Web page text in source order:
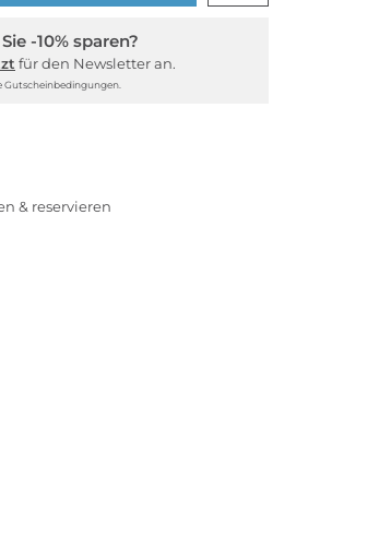
-10% sparen?
für den Newsletter an.
Gutscheinbedingungen.
& reservieren